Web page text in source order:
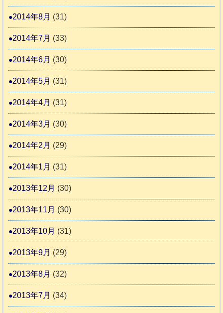
2014年8月 (31)
2014年7月 (33)
2014年6月 (30)
2014年5月 (31)
2014年4月 (31)
2014年3月 (30)
2014年2月 (29)
2014年1月 (31)
2013年12月 (30)
2013年11月 (30)
2013年10月 (31)
2013年9月 (29)
2013年8月 (32)
2013年7月 (34)